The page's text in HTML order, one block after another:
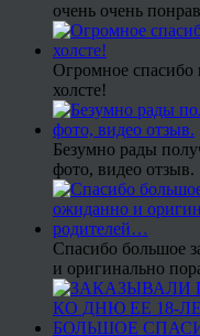
очень очень
Огромное спасибо
холсте!
Безумно рады
фото, видео отзыв.
Спасибо большое
и оригинально